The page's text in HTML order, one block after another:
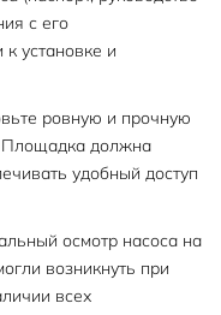
с его
установке и
ровную и прочную
Площадка должна
удобный доступ
осмотр насоса на
возникнуть при
всех